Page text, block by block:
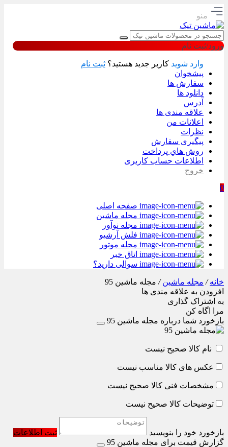
منو
ورود/ثبت نام
وارد شوید کاربر جدید هستید؟ ثبت نام
پیشخوان
سفارش ها
دانلود ها
آدرس
علاقه مندی ها
اعلانات من
نظرات
پیگیری سفارش
روش هاي پرداخت
اطلاعات حساب كاربری
خروج
0
صفحه اصلی
مجله ماشین
مجله نوآور
فلش آرشیو
مجله موتور
اتاق خبر
سوالی دارید؟
خانه/ مجله ماشین/ مجله ماشین 95
افزودن به علاقه مندی ها
به اشتراک گذاری
مرا اگاه کن
بازخورد شما درباره مجله ماشین 95
نام کالا صحیح نیست
عکس های کالا مناسب نیست
مشخصات فنی کالا صحیح نیست
توضیحات کالا صحیح نیست
بازخورد خود را بنویسید
ثبت اطلاعات
گزارش قیمت برای مجله ماشین 95